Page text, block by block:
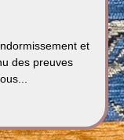
et
des preuves